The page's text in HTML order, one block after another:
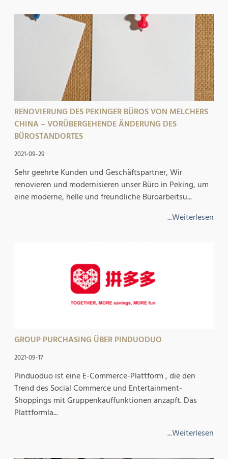
RENOVIERUNG DES PEKINGER BÜROS VON MELCHERS
CHINA – VORÜBERGEHENDE ÄNDERUNG DES
BÜROSTANDORTES
2021-09-29
Sehr geehrte Kunden und Geschäftspartner, Wir
renovieren und modernisieren unser Büro in Peking, um
eine moderne, helle und freundliche Büroarbeitsu...
...Weiterlesen
GROUP PURCHASING ÜBER PINDUODUO
2021-09-17
Pinduoduo ist eine E-Commerce-Plattform , die den
Trend des Social Commerce und Entertainment-
Shoppings mit Gruppenkauffunktionen anzapft. Das
Plattformla...
...Weiterlesen